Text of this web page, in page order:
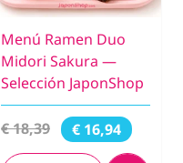
Menú Ramen Duo
Midori Sakura —
Selección JaponShop
€ 18,39 € 16,94